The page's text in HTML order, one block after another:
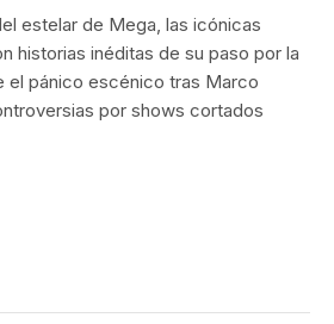
estelar de Mega, las icónicas
historias inéditas de su paso por la
el pánico escénico tras Marco
por shows cortados